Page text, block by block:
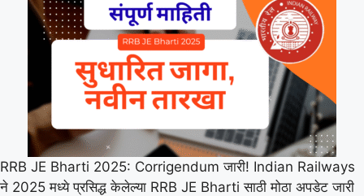
RRB JE Bharti 2025: Corrigendum जारी! Indian Railways
ने 2025 मध्ये प्रसिद्ध केलेल्या RRB JE Bharti साठी मोठा अपडेट जारी